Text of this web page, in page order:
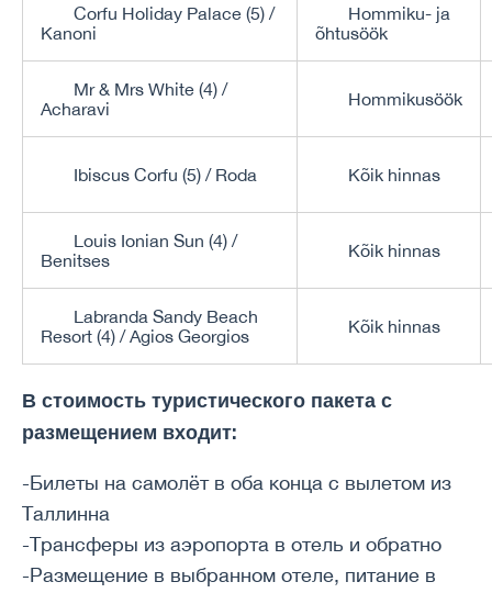
Corfu Holiday Palace (5) /
Kanoni
Hommiku- ja
õhtusöök
Mr & Mrs White (4) /
Acharavi
Hommikusöök
Ibiscus Corfu (5) / Roda Kõik hinnas
Louis Ionian Sun (4) /
Benitses
Kõik hinnas
Labranda Sandy Beach
Resort (4) / Agios Georgios
Kõik hinnas
В стоимость туристического пакета с
размещением входит:
-Билеты на самолёт в оба конца с вылетом из
Таллинна
-Трансферы из аэропорта в отель и обратно
-Размещение в выбранном отеле, питание в